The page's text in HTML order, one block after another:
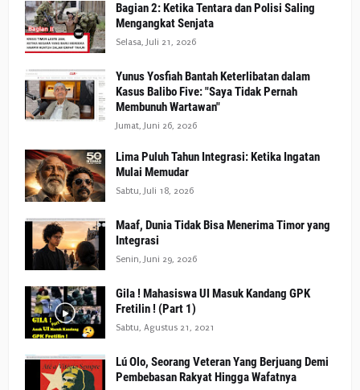
Bagian 2: Ketika Tentara dan Polisi Saling
Mengangkat Senjata
Selasa, Juli 21, 2026
Yunus Yosfiah Bantah Keterlibatan dalam
Kasus Balibo Five: "Saya Tidak Pernah
Membunuh Wartawan"
Jumat, Juni 26, 2026
Lima Puluh Tahun Integrasi: Ketika Ingatan
Mulai Memudar
Sabtu, Juli 18, 2026
Maaf, Dunia Tidak Bisa Menerima Timor yang
Integrasi
Senin, Juni 29, 2026
Gila ! Mahasiswa UI Masuk Kandang GPK
Fretilin ! (Part 1)
Sabtu, Agustus 21, 2021
Lú Olo, Seorang Veteran Yang Berjuang Demi
Pembebasan Rakyat Hingga Wafatnya